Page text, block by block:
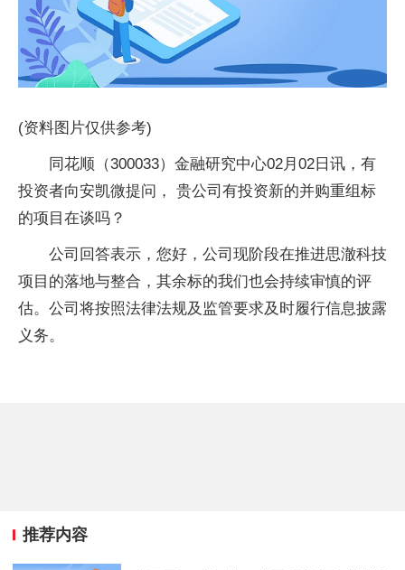
(资料图片仅供参考)
同花顺（300033）金融研究中心02月02日讯，有
投资者向安凯微提问， 贵公司有投资新的并购重组标
的项目在谈吗？
公司回答表示，您好，公司现阶段在推进思澈科技
项目的落地与整合，其余标的我们也会持续审慎的评
估。公司将按照法律法规及监管要求及时履行信息披露
义务。
推荐内容